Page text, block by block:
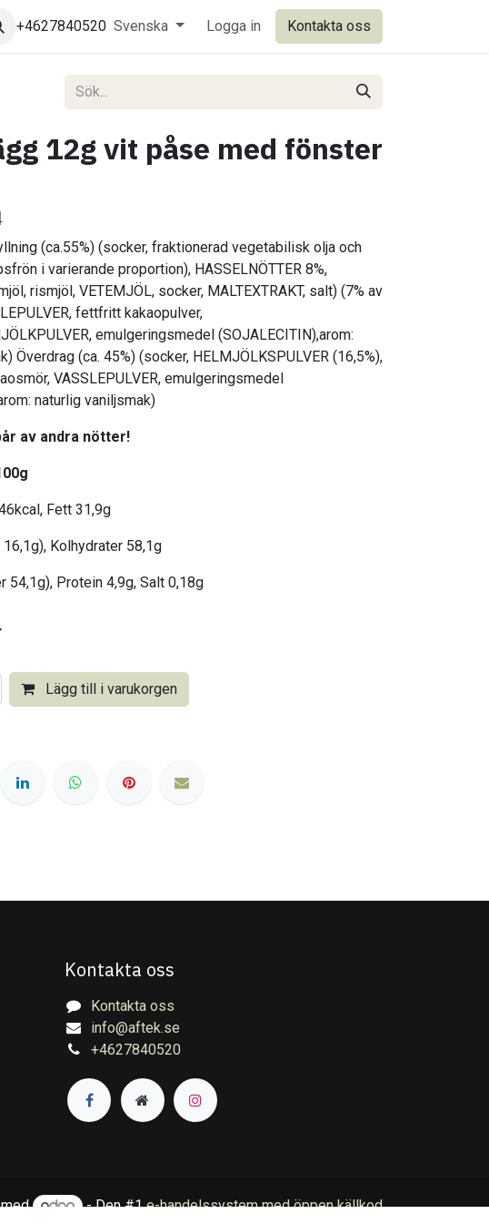
+4627840520 Svenska Logga in Kontakta oss
12g vit påse med fönster
(ca.55%) (socker, fraktionerad vegetabilisk olja och
i varierande proportion), HASSELNÖTTER 8%,
rismjöl, VETEMJÖL, socker, MALTEXTRAKT, salt) (7% av
fettfritt kakaopulver,
emulgeringsmedel (SOJALECITIN),arom:
Överdrag (ca. 45%) (socker, HELMJÖLKSPULVER (16,5%),
VASSLEPULVER, emulgeringsmedel
naturlig vaniljsmak)
av andra nötter!
Fett 31,9g
Kolhydrater 58,1g
54,1g), Protein 4,9g, Salt 0,18g
Lägg till i varukorgen
Kontakta oss
Kontakta oss
info@aftek.se
+4627840520
- Den #1e-handelssystem med öppen källkod